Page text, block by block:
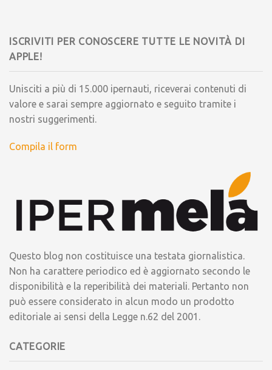
ISCRIVITI PER CONOSCERE TUTTE LE NOVITÀ DI
APPLE!
Unisciti a più di 15.000 ipernauti, riceverai contenuti di
valore e sarai sempre aggiornato e seguito tramite i
nostri suggerimenti.
Compila il form
Questo blog non costituisce una testata giornalistica.
Non ha carattere periodico ed è aggiornato secondo le
disponibilità e la reperibilità dei materiali. Pertanto non
può essere considerato in alcun modo un prodotto
editoriale ai sensi della Legge n.62 del 2001.
CATEGORIE